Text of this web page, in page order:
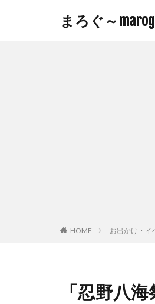
まろぐ～
HOME お出かけ・イ
「忍野八